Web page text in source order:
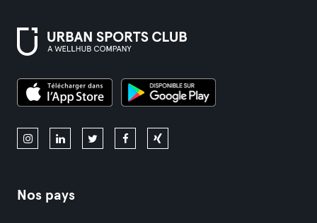
Nos pays